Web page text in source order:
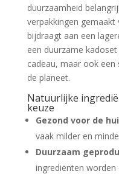
duurzaamheid
verpakkingen
bijdraagt aan een
een duurzame
cadeau, maar ook
de planeet.
Natuurlijke
keuze
Gezond voor de
vaak milder en
Duurzaam
ingrediënten worden